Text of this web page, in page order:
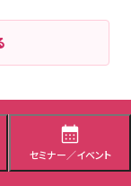
セミナー／イベント